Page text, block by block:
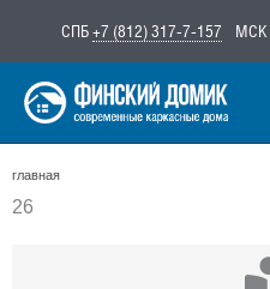
содержимому
СПБ+7 (812) 317-7-157 МСК
главная
26